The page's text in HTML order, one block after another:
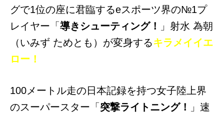
グで1位の座に君臨するeスポーツ界の№1プ
レイヤー「 導きシューティング！
」射水 為朝
（いみず ためとも）が変身するキラメイイエ
ロー！
100メートル走の日本記録を持つ女子陸上界
のスーパースター「 突撃ライトニング！
」速